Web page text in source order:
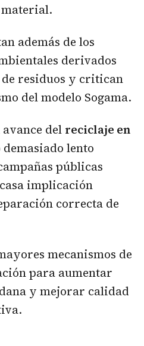
además de los
derivados
de residuos y critican
del modelo Sogama.
del reciclaje en
demasiado lento
públicas
implicación
correcta de
mecanismos de
para aumentar
y mejorar calidad